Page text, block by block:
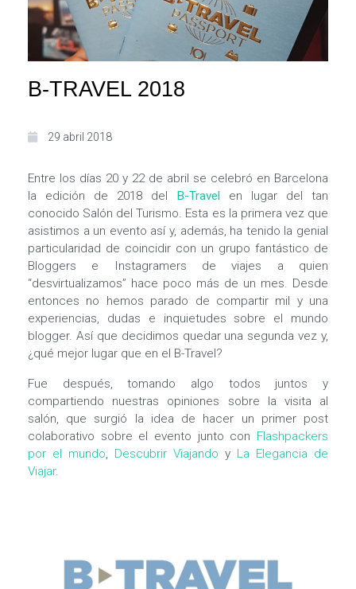
B-TRAVEL 2018
29 abril 2018
Entre los días 20 y 22 de abril se celebró en Barcelona
la edición de 2018 del B-Travel en lugar del tan
conocido Salón del Turismo. Esta es la primera vez que
asistimos a un evento así y, además, ha tenido la genial
particularidad de coincidir con un grupo fantástico de
Bloggers e Instagramers de viajes a quien
“desvirtualizamos” hace poco más de un mes. Desde
entonces no hemos parado de compartir mil y una
experiencias, dudas e inquietudes sobre el mundo
blogger. Así que decidimos quedar una segunda vez y,
¿qué mejor lugar que en el B-Travel?
Fue después, tomando algo todos juntos y
compartiendo nuestras opiniones sobre la visita al
salón, que surgió la idea de hacer un primer post
colaborativo sobre el evento junto con Flashpackers
por el mundo, Descubrir Viajando y La Elegancia de
Viajar.